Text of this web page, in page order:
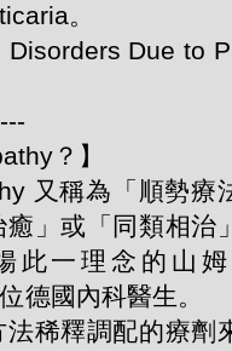
。
Due to
？】
又稱為「順勢療
」或「同類相治
此一理念的山
德國內科醫生。
法稀釋調配的療劑